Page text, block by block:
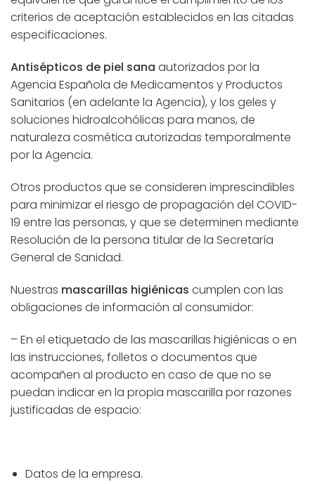
criterios de aceptación establecidos en las citadas
especificaciones.
Antisépticos de piel sana autorizados por la
Agencia Española de Medicamentos y Productos
Sanitarios (en adelante la Agencia), y los geles y
soluciones hidroalcohólicas para manos, de
naturaleza cosmética autorizadas temporalmente
por la Agencia.
Otros productos que se consideren imprescindibles
para minimizar el riesgo de propagación del COVID-
19 entre las personas, y que se determinen mediante
Resolución de la persona titular de la Secretaría
General de Sanidad.
Nuestras mascarillas higiénicas cumplen con las
obligaciones de información al consumidor:
– En el etiquetado de las mascarillas higiénicas o en
las instrucciones, folletos o documentos que
acompañen al producto en caso de que no se
puedan indicar en la propia mascarilla por razones
justificadas de espacio:
Datos de la empresa.